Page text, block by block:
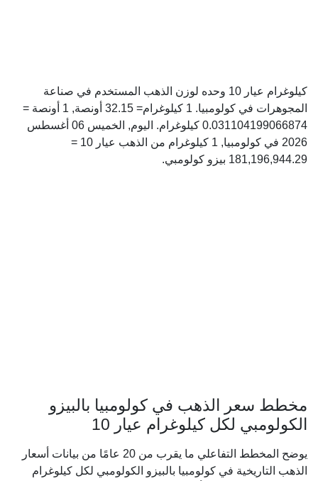
كيلوغرام عيار 10 وحده لوزن الذهب المستخدم في صناعة
المجوهرات في كولومبيا. 1 كيلوغرام= 32.15 أونصة, 1 أونصة =
0.031104199066874 كيلوغرام. اليوم, الخميس 06 أغسطس
2026 في كولومبيا, 1 كيلوغرام من الذهب عيار 10 =
181,196,944.29 بيزو كولومبي.
مخطط سعر الذهب في كولومبيا بالبيزو
الكولومبي لكل كيلوغرام عيار 10
يوضح المخطط التفاعلي ما يقرب من 20 عامًا من بيانات أسعار
الذهب التاريخية في كولومبيا بالبيزو الكولومبي لكل كيلوغرام